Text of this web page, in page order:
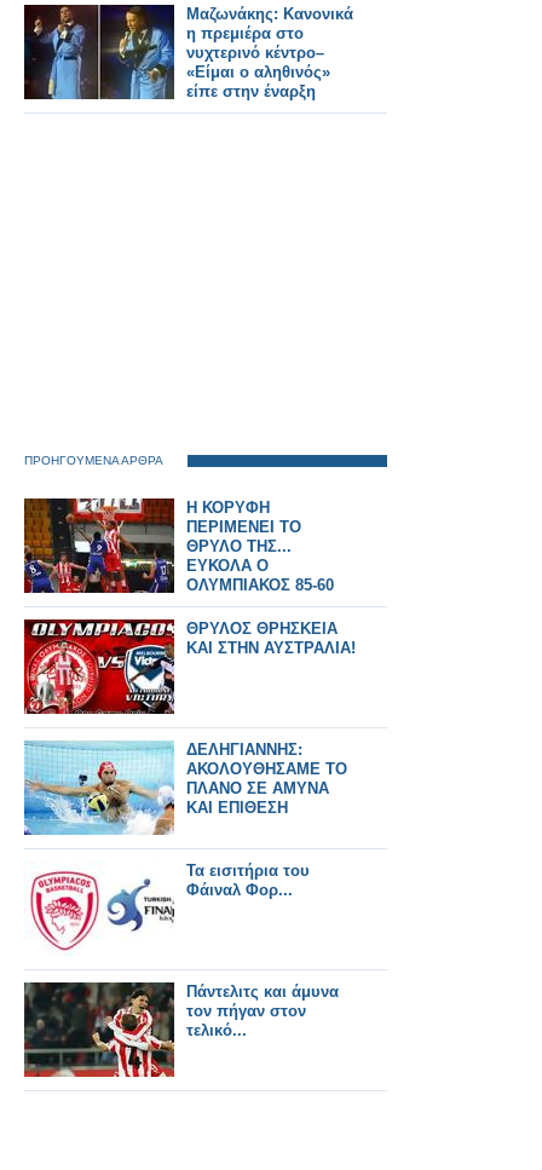
Μαζωνάκης: Κανονικά
η πρεμιέρα στο
νυχτερινό κέντρο–
«Είμαι ο αληθινός»
είπε στην έναρξη
ΠΡΟΗΓΟΥΜΕΝΑ ΑΡΘΡΑ
Η ΚΟΡΥΦΗ
ΠΕΡΙΜΕΝΕΙ ΤΟ
ΘΡΥΛΟ ΤΗΣ...
ΕΥΚΟΛΑ Ο
ΟΛΥΜΠΙΑΚΟΣ 85-60
ΤΗΝ ΚΑΒΑΛΑ
ΘΡΥΛΟΣ ΘΡΗΣΚΕΙΑ
ΚΑΙ ΣΤΗΝ ΑΥΣΤΡΑΛΙΑ!
ΔΕΛΗΓΙΑΝΝΗΣ:
ΑΚΟΛΟΥΘΗΣΑΜΕ ΤΟ
ΠΛΑΝΟ ΣΕ ΑΜΥΝΑ
ΚΑΙ ΕΠΙΘΕΣΗ
Τα εισιτήρια του
Φάιναλ Φορ...
Πάντελιτς και άμυνα
τον πήγαν στον
τελικό...